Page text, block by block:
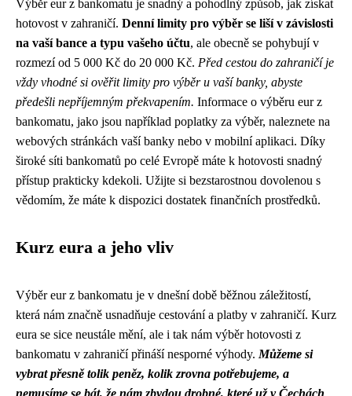
Výběr eur z bankomatu je snadný a pohodlný způsob, jak získat
hotovost v zahraničí. Denní limity pro výběr se liší v závislosti
na vaší bance a typu vašeho účtu, ale obecně se pohybují v
rozmezí od 5 000 Kč do 20 000 Kč. Před cestou do zahraničí je
vždy vhodné si ověřit limity pro výběr u vaší banky, abyste
předešli nepříjemným překvapením. Informace o výběru eur z
bankomatu, jako jsou například poplatky za výběr, naleznete na
webových stránkách vaší banky nebo v mobilní aplikaci. Díky
široké síti bankomatů po celé Evropě máte k hotovosti snadný
přístup prakticky kdekoli. Užijte si bezstarostnou dovolenou s
vědomím, že máte k dispozici dostatek finančních prostředků.
Kurz eura a jeho vliv
Výběr eur z bankomatu je v dnešní době běžnou záležitostí,
která nám značně usnadňuje cestování a platby v zahraničí. Kurz
eura se sice neustále mění, ale i tak nám výběr hotovosti z
bankomatu v zahraničí přináší nesporné výhody. Můžeme si
vybrat přesně tolik peněz, kolik zrovna potřebujeme, a
nemusíme se bát, že nám zbydou drobné, které už v Čechách